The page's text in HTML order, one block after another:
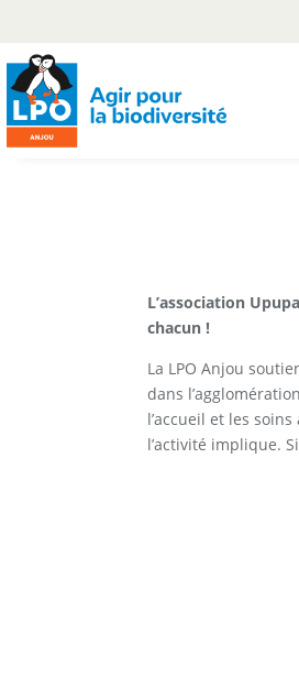
L’association
chacun !
La LPO Anjou
dans
l’accueil et les
l’activité implique.